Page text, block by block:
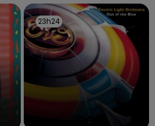
23h24
23h24